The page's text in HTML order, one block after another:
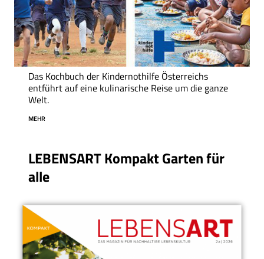
Das Kochbuch der Kindernothilfe Österreichs
entführt auf eine kulinarische Reise um die ganze
Welt.
MEHR
LEBENSART Kompakt Garten für
alle